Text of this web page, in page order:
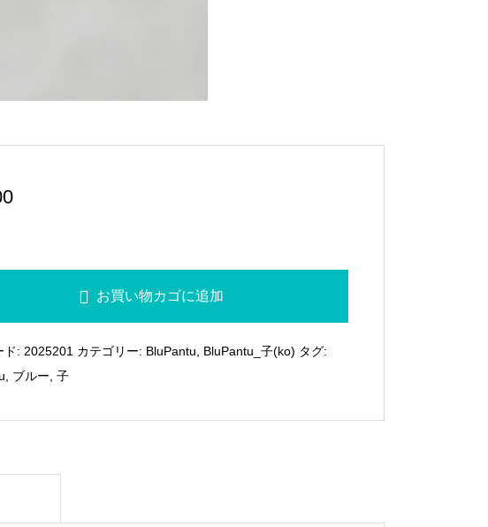
お買い物カゴに追加
ド: 2025201 カテゴリー: BluPantu BluPantu_子(ko) タグ:
ブルー 子